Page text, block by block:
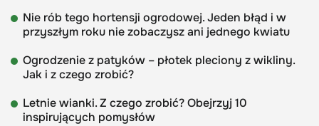
Nie rób tego hortensji ogrodowej. Jeden błąd i w
przyszłym roku nie zobaczysz ani jednego kwiatu
Ogrodzenie z patyków – płotek pleciony z wikliny.
Jak i z czego zrobić?
Letnie wianki. Z czego zrobić? Obejrzyj 10
inspirujących pomysłów